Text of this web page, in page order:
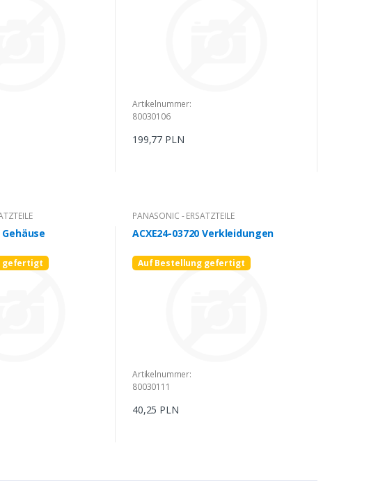
Artikelnummer:
80030106
199,77 PLN
Gehäuse
gefertigt
PANASONIC - ERSATZTEILE
ACXE24-03720 Verkleidungen
Auf Bestellung gefertigt
Artikelnummer:
80030111
40,25 PLN